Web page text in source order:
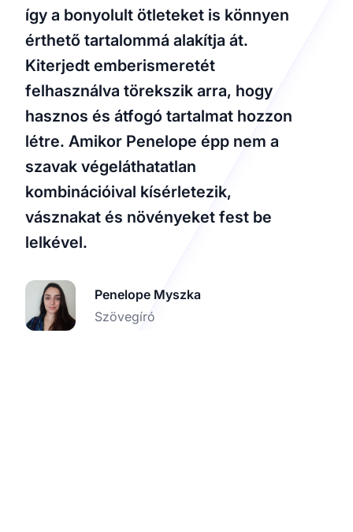
így a bonyolult ötleteket is könnyen
érthető tartalommá alakítja át.
Kiterjedt emberismeretét
felhasználva törekszik arra, hogy
hasznos és átfogó tartalmat hozzon
létre. Amikor Penelope épp nem a
szavak végeláthatatlan
kombinációival kísérletezik,
vásznakat és növényeket fest be
lelkével.
Penelope Myszka
Szövegíró